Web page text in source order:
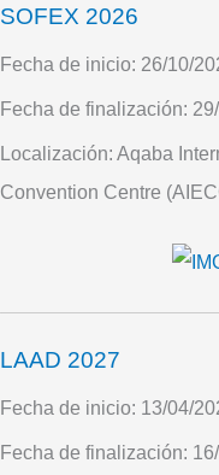
SOFEX 2026
Fecha de inicio: 26/10/
Fecha de finalización:
Localización: Aqaba
Convention Centre
LAAD 2027
Fecha de inicio: 13/04/
Fecha de finalización: